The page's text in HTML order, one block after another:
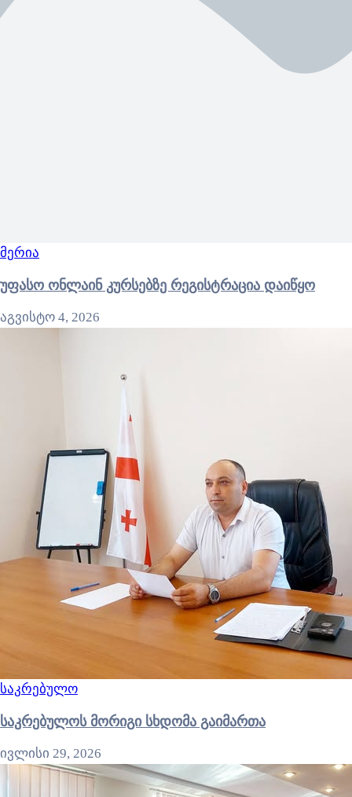
მერია
უფასო ონლაინ კურსებზე რეგისტრაცია დაიწყო
აგვისტო 4, 2026
საკრებულო
საკრებულოს მორიგი სხდომა გაიმართა
ივლისი 29, 2026